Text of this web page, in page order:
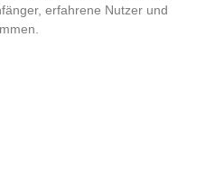
erfahrene Nutzer und